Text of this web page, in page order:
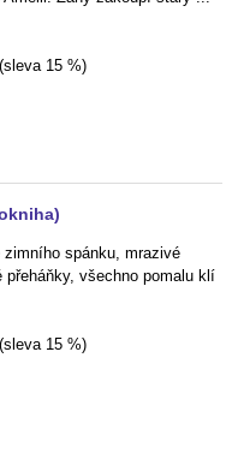
15 %)
spánku, mrazivé
všechno pomalu klí
15 %)